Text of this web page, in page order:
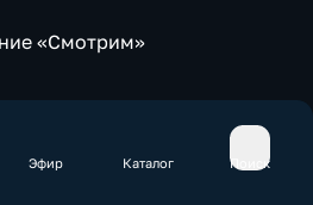
Эфир Каталог Поиск
«Смотрим»